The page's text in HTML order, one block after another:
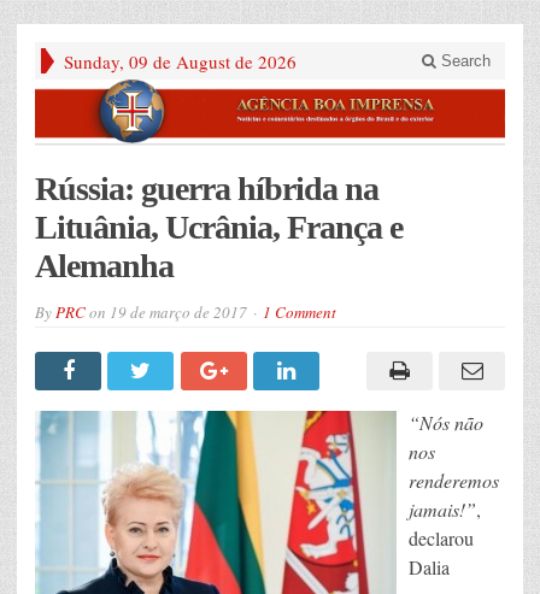
Sunday, 09 de August de 2026 Search
Rússia: guerra híbrida na
Lituânia, Ucrânia, França e
Alemanha
ByPRCon 19 de março de 2017 1 Comment
“Nós não
nos
renderemos
jamais!”,
declarou
Dalia